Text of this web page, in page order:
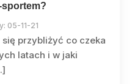
sportem?
05-11-21
przybliżyć co czeka
latach i w jaki